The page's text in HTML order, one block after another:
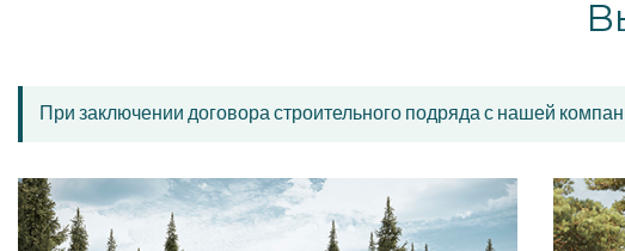
При заключении договора строительного подряда с нашей